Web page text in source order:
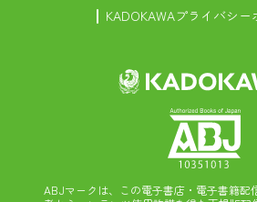
KADOKAWAプライバシー
ABJマークは、この電子書店・電子書籍配